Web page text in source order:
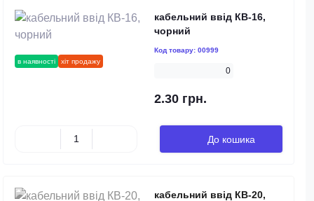
в наявності хіт продажу
кабельний ввід КВ-16,
чорний
Код товару: 00999
0
2.30 грн.
До кошика
кабельний ввід КВ-20,